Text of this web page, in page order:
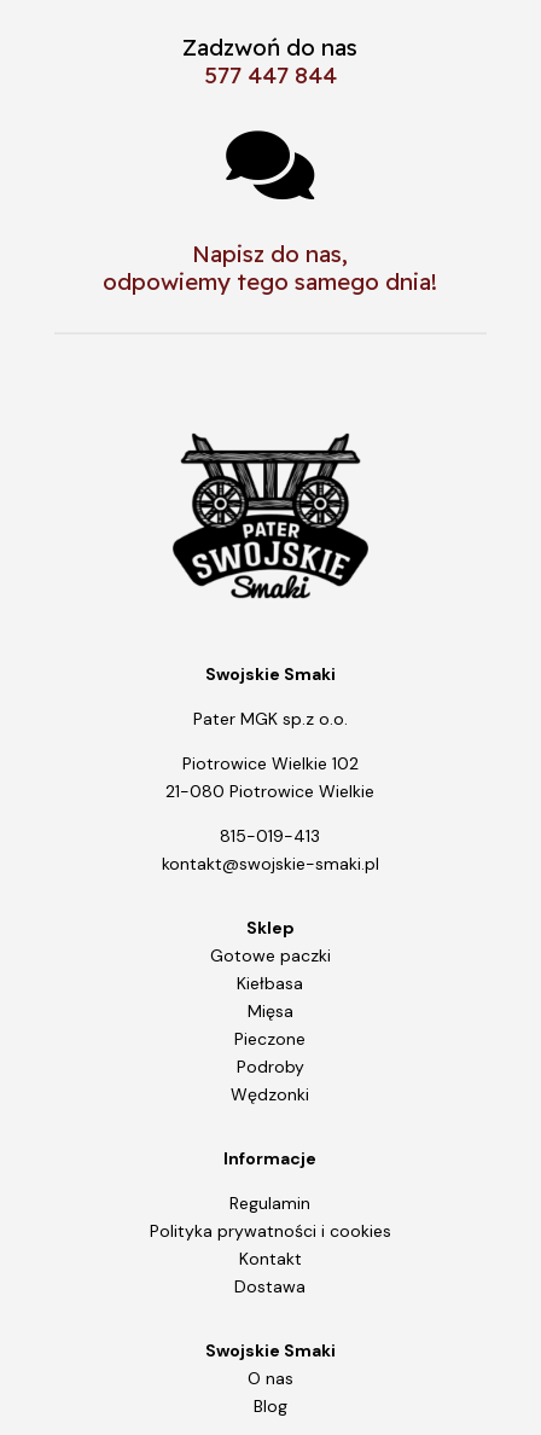
Zadzwoń do nas
577 447 844

Napisz do nas,
odpowiemy tego samego dnia!
Swojskie Smaki
Pater MGK sp.z o.o.
Piotrowice Wielkie 102
21-080 Piotrowice Wielkie
815-019-413
kontakt@swojskie-smaki.pl
Sklep
Gotowe paczki
Kiełbasa
Mięsa
Pieczone
Podroby
Wędzonki
Informacje
Regulamin
Polityka prywatności i cookies
Kontakt
Dostawa
Swojskie Smaki
O nas
Blog